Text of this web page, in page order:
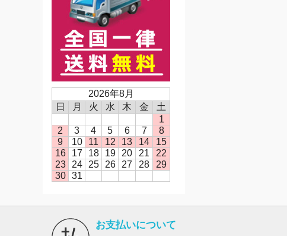
2026年8月
日
月 火 水 木 金
土
1
2
3 4 5 6 7
8
9
10 11 12 13 14
15
16
17 18 19 20 21
22
23
24 25 26 27 28
29
30
31
お支払いについて